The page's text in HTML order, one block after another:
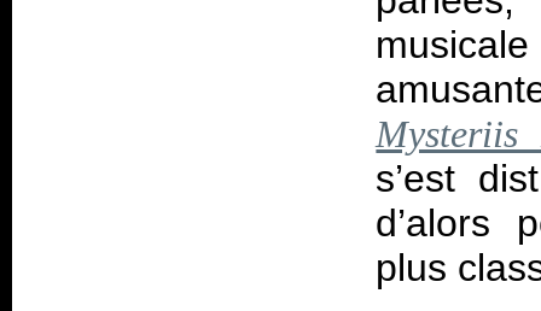
Mysteriis
s’est
d’alors
plus